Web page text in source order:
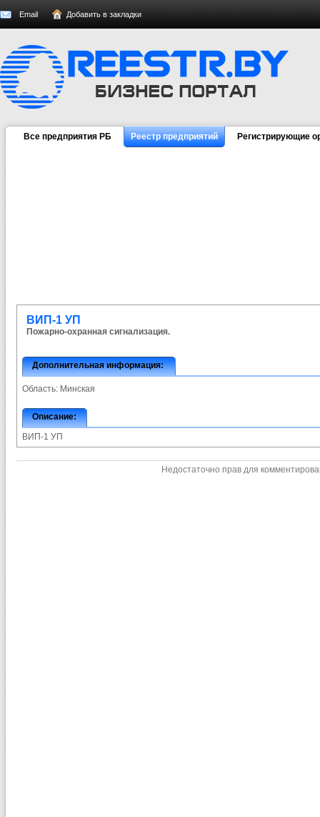
Email Добавить в закладки
Все предприятия РБ Реестр предприятий Регистрирующие
ВИП-1 УП
Пожарно-охранная сигнализация.
Дополнительная информация:
Область: Минская
Описание:
ВИП-1 УП
Недостаточно прав для